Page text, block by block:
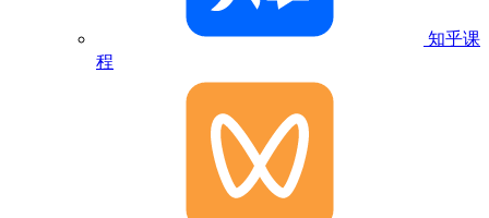
知乎课
程